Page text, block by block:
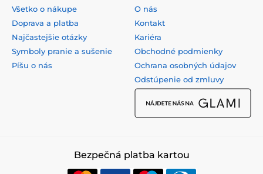
Všetko o nákupe
Doprava a platba
Najčastejšie otázky
Symboly pranie a sušenie
Píšu o nás
O nás
Kontakt
Kariéra
Obchodné podmienky
Ochrana osobných údajov
Odstúpenie od zmluvy
Bezpečná platba kartou